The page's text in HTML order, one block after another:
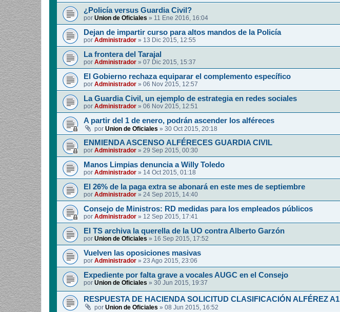
¿Policía versus Guardia Civil?
por Union de Oficiales » 11 Ene 2016, 16:04
Dejan de impartir curso para altos mandos de la Policía
por Administrador » 13 Dic 2015, 12:55
La frontera del Tarajal
por Administrador » 07 Dic 2015, 15:37
El Gobierno rechaza equiparar el complemento específico
por Administrador » 06 Nov 2015, 12:57
La Guardia Civil, un ejemplo de estrategia en redes sociales
por Administrador » 06 Nov 2015, 12:51
A partir del 1 de enero, podrán ascender los alféreces
por Union de Oficiales » 30 Oct 2015, 20:18
ENMIENDA ASCENSO ALFÉRECES GUARDIA CIVIL
por Administrador » 29 Sep 2015, 00:30
Manos Limpias denuncia a Willy Toledo
por Administrador » 14 Oct 2015, 01:18
El 26% de la paga extra se abonará en este mes de septiembre
por Administrador » 24 Sep 2015, 14:40
Consejo de Ministros: RD medidas para los empleados públicos
por Administrador » 12 Sep 2015, 17:41
El TS archiva la querella de la UO contra Alberto Garzón
por Union de Oficiales » 16 Sep 2015, 17:52
Vuelven las oposiciones masivas
por Administrador » 23 Ago 2015, 23:06
Expediente por falta grave a vocales AUGC en el Consejo
por Union de Oficiales » 30 Jun 2015, 19:37
RESPUESTA DE HACIENDA SOLICITUD CLASIFICACIÓN ALFÉREZ A1
por Union de Oficiales » 08 Jun 2015, 16:52